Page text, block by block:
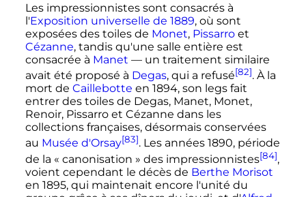
Les impressionnistes sont consacrés à
l'Exposition universelle de 1889, où sont
exposées des toiles de Monet, Pissarroet
Cézanne, tandis qu'une salle entière est
consacrée à Manet — un traitement similaire
avait été proposé à Degas, qui a refusé[82]. À la
mort de Caillebotte en 1894, son legs fait
entrer des toiles de Degas, Manet, Monet,
Renoir, Pissarro et Cézanne dans les
collections françaises, désormais conservées
au Musée d'Orsay[83]. Les années 1890, période
de la « canonisation » des impressionnistes[84],
voient cependant le décès de Berthe Morisot
en 1895, qui maintenait encore l'unité du